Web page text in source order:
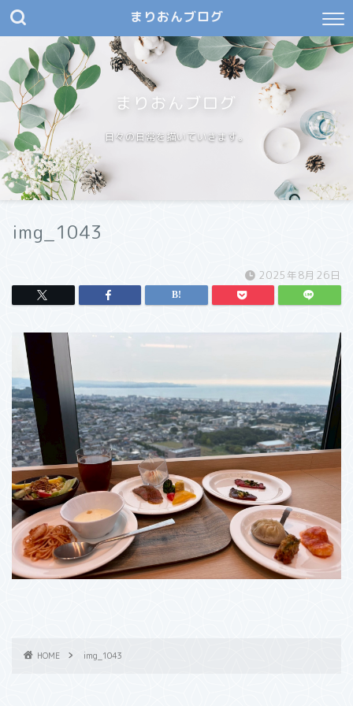
まりおんブログ
まりおんブログ
日々の日常を描いていきます。
img_1043
2025年8月26日
HOME img_1043